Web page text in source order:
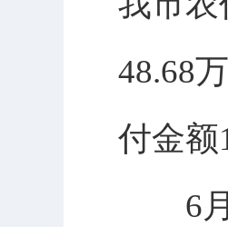
48.68
付金额
6月